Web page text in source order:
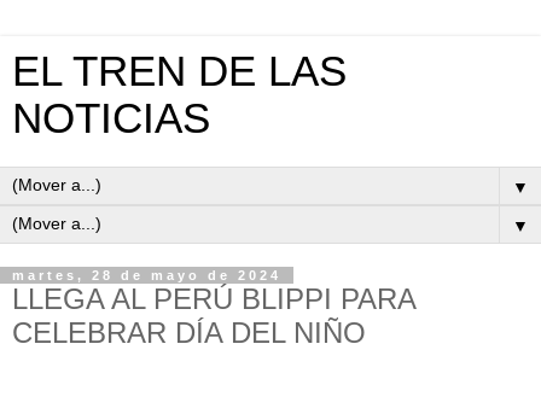
EL TREN DE LAS
NOTICIAS
▼
▼
martes, 28 de mayo de 2024
LLEGA AL PERÚ BLIPPI PARA
CELEBRAR DÍA DEL NIÑO